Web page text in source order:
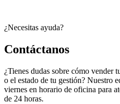
¿Necesitas ayuda?
Contáctanos
¿Tienes dudas sobre cómo vender
o el estado de tu gestión? Nuestro
viernes en horario de oficina para
de 24 horas.